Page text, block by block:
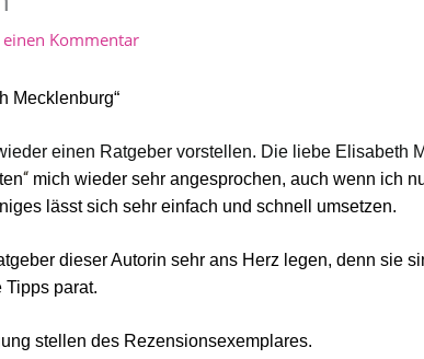
einen Kommentar
Mecklenburg“
einen Ratgeber vorstellen. Die liebe Elisabeth
“ mich wieder sehr angesprochen, auch wenn ich
lässt sich sehr einfach und schnell umsetzen.
dieser Autorin sehr ans Herz legen, denn sie
parat.
stellen des Rezensionsexemplares.